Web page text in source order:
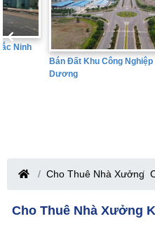
Bán Đất Khu Công Nghiệp tại Hải
Cho Thuê Nhà Xưởng
Cho Thuê Nhà Xưởng